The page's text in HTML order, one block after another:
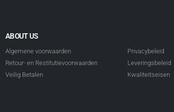
ABOUT US
Algemene voorwaarden
Retour- en Restitutievoorwaarden
Veilig Betalen
Privacybeleid
Leveringsbeleid
Kwaliteitseisen